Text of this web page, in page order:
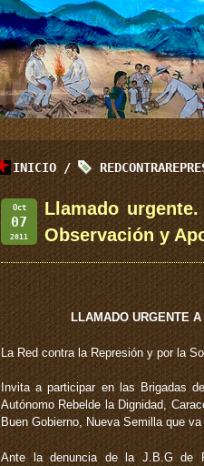
INICIO /
Oct
07
2011
Llamado
Observación y
LLAMADO URGENTE
La Red contra la Represión y por la
Invita a participar en las Brigadas
Autónomo Rebelde la Dignidad,
Buen Gobierno, Nueva Semilla que va
Ante la denuncia de la J.B.G de